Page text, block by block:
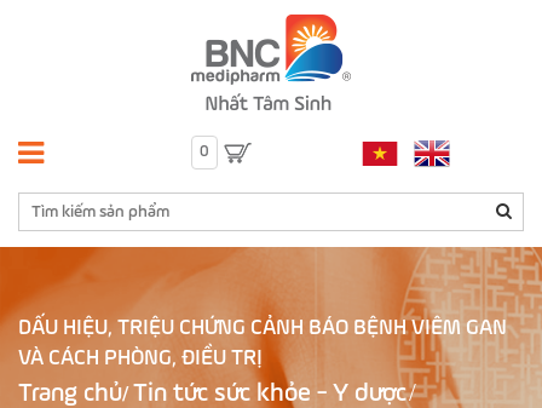
0
DẤU HIỆU, TRIỆU CHỨNG CẢNH BÁO BỆNH VIÊM GAN
VÀ CÁCH PHÒNG, ĐIỀU TRỊ
Trang chủ/ Tin tức sức khỏe - Y dược